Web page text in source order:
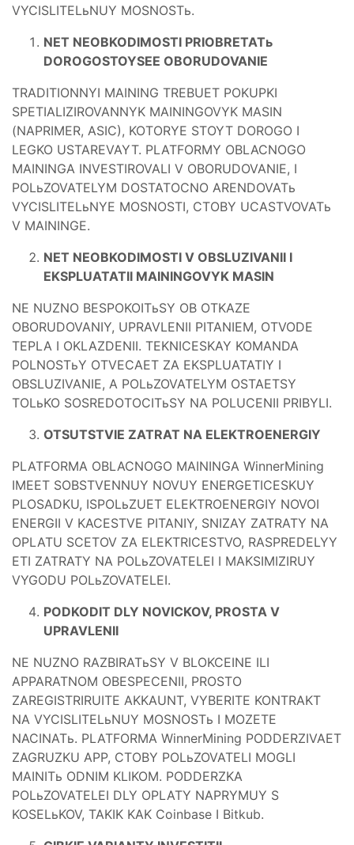
VYCISLITELьNUY MOSNOSTь.
NET NEOBKODIMOSTI PRIOBRETATь
DOROGOSTOYSEE OBORUDOVANIE
TRADITIONNYI MAINING TREBUET POKUPKI
SPETIALIZIROVANNYK MAININGOVYK MASIN
(NAPRIMER, ASIC), KOTORYE STOYT DOROGO I
LEGKO USTAREVAYT. PLATFORMY OBLACNOGO
MAININGA INVESTIROVALI V OBORUDOVANIE, I
POLьZOVATELYM DOSTATOCNO ARENDOVATь
VYCISLITELьNYE MOSNOSTI, CTOBY UCASTVOVATь
V MAININGE.
NET NEOBKODIMOSTI V OBSLUZIVANII I
EKSPLUATATII MAININGOVYK MASIN
NE NUZNO BESPOKOITьSY OB OTKAZE
OBORUDOVANIY, UPRAVLENII PITANIEM, OTVODE
TEPLA I OKLAZDENII. TEKNICESKAY KOMANDA
POLNOSTьY OTVECAET ZA EKSPLUATATIY I
OBSLUZIVANIE, A POLьZOVATELYM OSTAETSY
TOLьKO SOSREDOTOCITьSY NA POLUCENII PRIBYLI.
OTSUTSTVIE ZATRAT NA ELEKTROENERGIY
PLATFORMA OBLACNOGO MAININGA WinnerMining
IMEET SOBSTVENNUY NOVUY ENERGETICESKUY
PLOSADKU, ISPOLьZUET ELEKTROENERGIY NOVOI
ENERGII V KACESTVE PITANIY, SNIZAY ZATRATY NA
OPLATU SCETOV ZA ELEKTRICESTVO, RASPREDELYY
ETI ZATRATY NA POLьZOVATELEI I MAKSIMIZIRUY
VYGODU POLьZOVATELEI.
PODKODIT DLY NOVICKOV, PROSTA V
UPRAVLENII
NE NUZNO RAZBIRATьSY V BLOKCEINE ILI
APPARATNOM OBESPECENII, PROSTO
ZAREGISTRIRUITE AKKAUNT, VYBERITE KONTRAKT
NA VYCISLITELьNUY MOSNOSTь I MOZETE
NACINATь. PLATFORMA WinnerMining PODDERZIVAET
ZAGRUZKU APP, CTOBY POLьZOVATELI MOGLI
MAINITь ODNIM KLIKOM. PODDERZKA
POLьZOVATELEI DLY OPLATY NAPRYMUY S
KOSELьKOV, TAKIK KAK Coinbase I Bitkub.